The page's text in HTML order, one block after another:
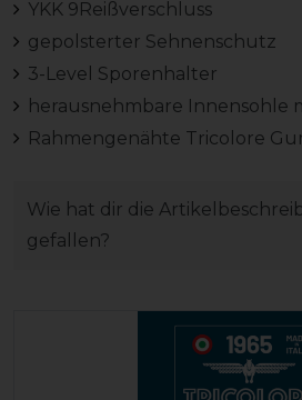
YKK 9Reißverschluss
gepolsterter Sehnenschutz
3-Level Sporenhalter
herausnehmbare Innensohle
Rahmengenähte Tricolore
Wie hat dir die
gefallen?